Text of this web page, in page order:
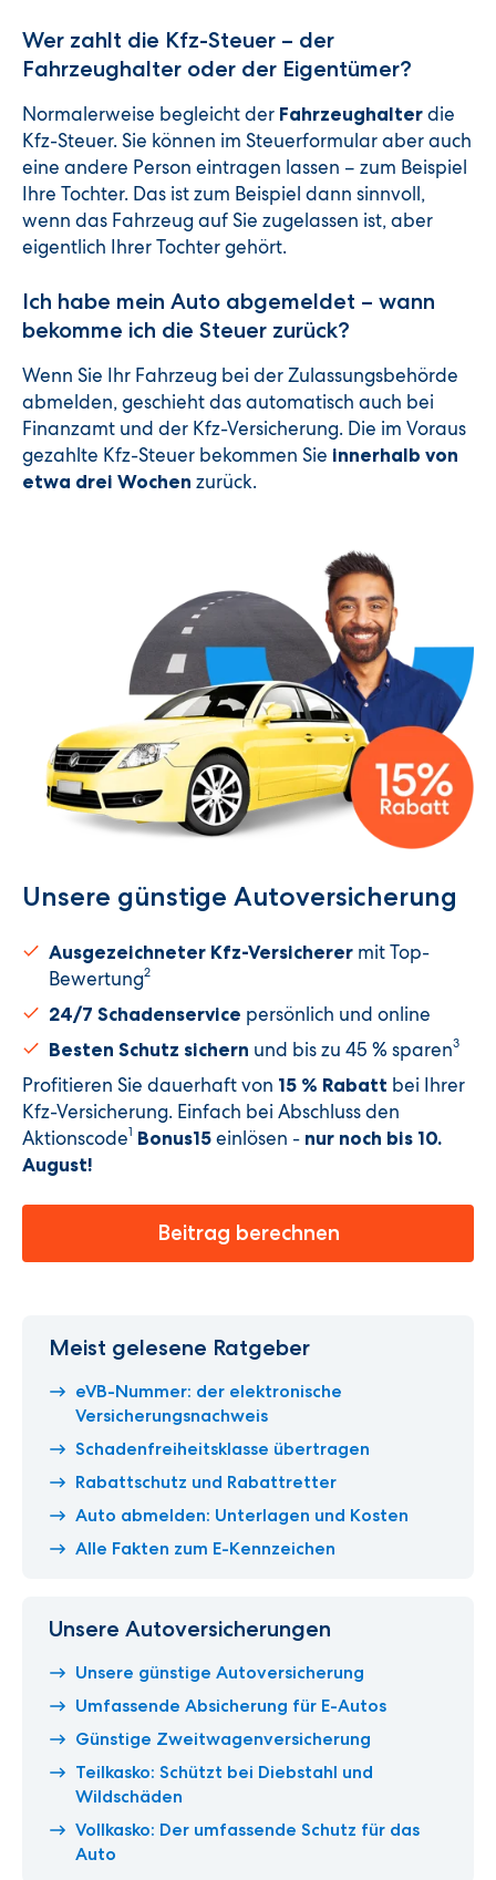
Wer zahlt die Kfz-Steuer – der
Fahrzeughalter oder der Eigentümer?
Normalerweise begleicht der Fahrzeughalter die
Kfz-Steuer. Sie können im Steuerformular aber auch
eine andere Person eintragen lassen – zum Beispiel
Ihre Tochter. Das ist zum Beispiel dann sinnvoll,
wenn das Fahrzeug auf Sie zugelassen ist, aber
eigentlich Ihrer Tochter gehört.
Ich habe mein Auto abgemeldet – wann
bekomme ich die Steuer zurück?
Wenn Sie Ihr Fahrzeug bei der Zulassungsbehörde
abmelden, geschieht das automatisch auch bei
Finanzamt und der Kfz-Versicherung. Die im Voraus
gezahlte Kfz-Steuer bekommen Sie innerhalb von
etwa drei Wochen zurück.
Unsere günstige Autoversicherung​
Ausgezeichneter Kfz-Versicherer mit Top-
Bewertung2
24/7 Schadenservice persönlich und online
Besten Schutz sichern und bis zu 45 % sparen3
Profitieren Sie dauerhaft von 15 % Rabatt bei Ihrer
Kfz-Versicherung. Einfach bei Abschluss den
Aktionscode1 Bonus15 einlösen - nur noch bis 10.
August!
Beitrag berechnen
Meist gelesene Ratgeber
eVB-Nummer: der elektronische
Versicherungsnachweis
Schadenfreiheitsklasse übertragen
Rabattschutz und Rabattretter
Auto abmelden: Unterlagen und Kosten
Alle Fakten zum E-Kennzeichen
Unsere Autoversicherungen
Unsere günstige Autoversicherung
Umfassende Absicherung für E-Autos
Günstige Zweitwagenversicherung
Teilkasko: Schützt bei Diebstahl und
Wildschäden
Vollkasko: Der umfassende Schutz für das
Auto